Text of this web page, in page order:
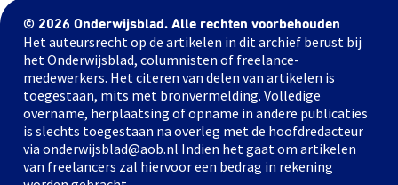
© 2026 Onderwijsblad. Alle rechten voorbehouden
Het auteursrecht op de artikelen in dit archief berust bij
het Onderwijsblad, columnisten of freelance-
medewerkers. Het citeren van delen van artikelen is
toegestaan, mits met bronvermelding. Volledige
overname, herplaatsing of opname in andere publicaties
is slechts toegestaan na overleg met de hoofdredacteur
via onderwijsblad@aob.nl Indien het gaat om artikelen
van freelancers zal hiervoor een bedrag in rekening